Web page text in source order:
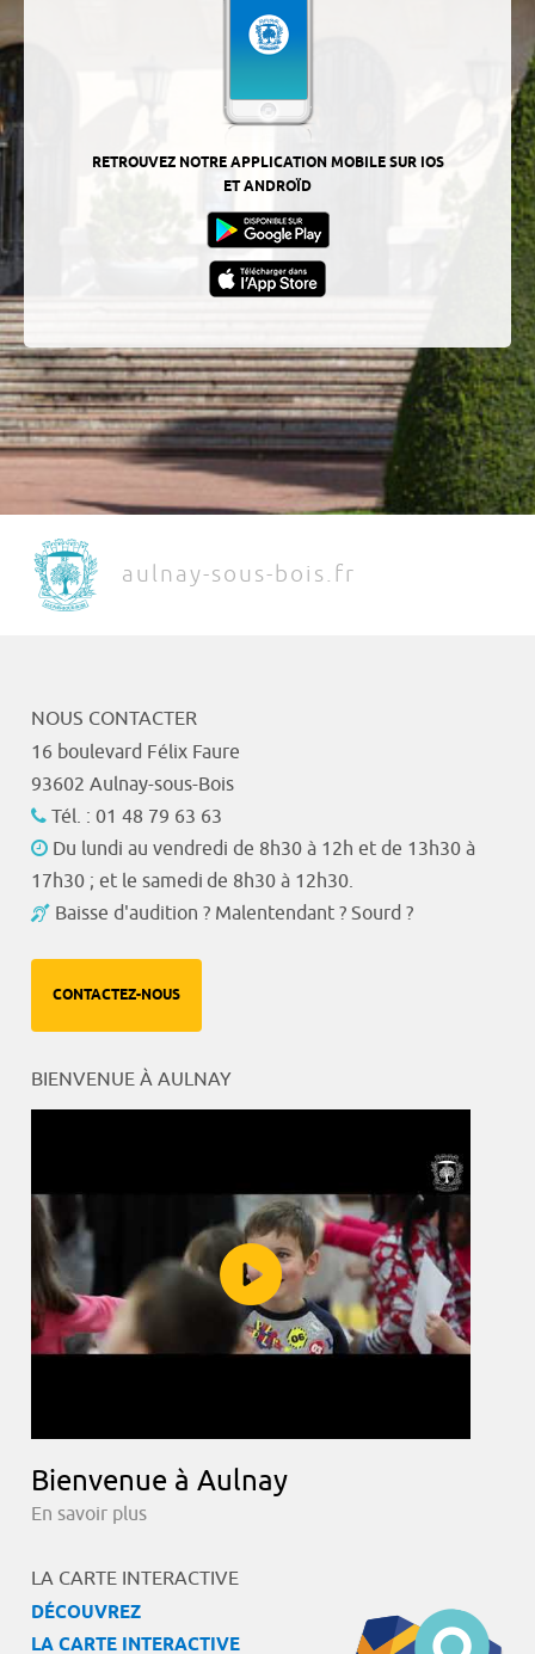
RETROUVEZ NOTRE APPLICATION MOBILE SUR IOS
ET ANDROÏD
aulnay-sous-bois.fr
NOUS CONTACTER
16 boulevard Félix Faure
93602 Aulnay-sous-Bois
Tél. : 01 48 79 63 63
Du lundi au vendredi de 8h30 à 12h et de 13h30 à
17h30 ; et le samedi de 8h30 à 12h30.
Baisse d'audition ? Malentendant ? Sourd ?
CONTACTEZ-NOUS
BIENVENUE À AULNAY
Bienvenue à Aulnay
En savoir plus
LA CARTE INTERACTIVE
DÉCOUVREZ
LA CARTE INTERACTIVE